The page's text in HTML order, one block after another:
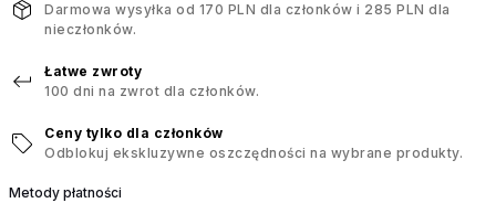
Darmowa wysyłka od 170 PLN dla członków i 285 PLN dla
nieczłonków.
Łatwe zwroty
100 dni na zwrot dla członków.
Ceny tylko dla członków
Odblokuj ekskluzywne oszczędności na wybrane produkty.
Metody płatności